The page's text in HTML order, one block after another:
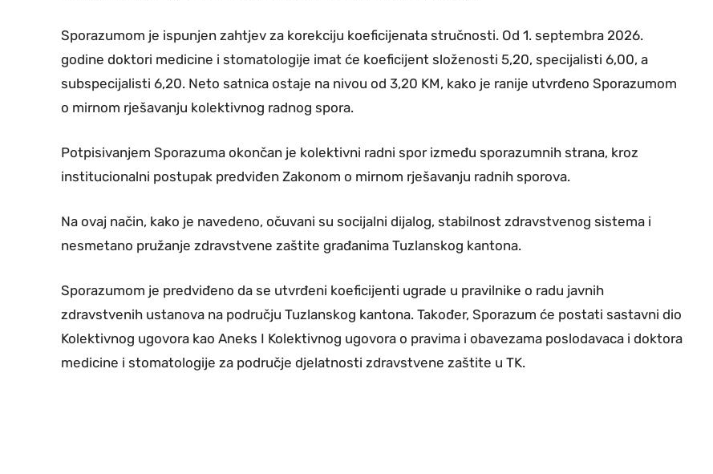
Sporazumom je ispunjen zahtjev za korekciju koeficijenata stručnosti. Od 1. septembra 2026.
godine doktori medicine i stomatologije imat će koeficijent složenosti 5,20, specijalisti 6,00, a
subspecijalisti 6,20. Neto satnica ostaje na nivou od 3,20 KM, kako je ranije utvrđeno Sporazumom
o mirnom rješavanju kolektivnog radnog spora.
Potpisivanjem Sporazuma okončan je kolektivni radni spor između sporazumnih strana, kroz
institucionalni postupak predviđen Zakonom o mirnom rješavanju radnih sporova.
Na ovaj način, kako je navedeno, očuvani su socijalni dijalog, stabilnost zdravstvenog sistema i
nesmetano pružanje zdravstvene zaštite građanima Tuzlanskog kantona.
Sporazumom je predviđeno da se utvrđeni koeficijenti ugrade u pravilnike o radu javnih
zdravstvenih ustanova na području Tuzlanskog kantona. Također, Sporazum će postati sastavni dio
Kolektivnog ugovora kao Aneks I Kolektivnog ugovora o pravima i obavezama poslodavaca i doktora
medicine i stomatologije za područje djelatnosti zdravstvene zaštite u TK.